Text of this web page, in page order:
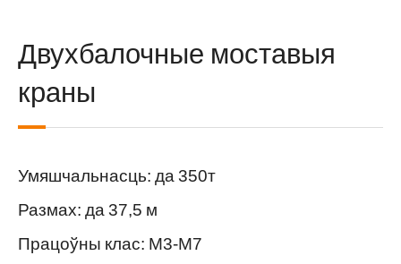
Двухбалочные моставыя
краны
Умяшчальнасць: да 350т
Размах: да 37,5 м
Працоўны клас: M3-M7